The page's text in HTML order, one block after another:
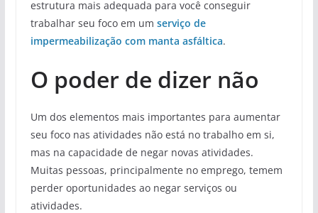
estrutura mais adequada para você conseguir
trabalhar seu foco em um serviço de
impermeabilização com manta asfáltica.
O poder de dizer não
Um dos elementos mais importantes para aumentar
seu foco nas atividades não está no trabalho em si,
mas na capacidade de negar novas atividades.
Muitas pessoas, principalmente no emprego, temem
perder oportunidades ao negar serviços ou
atividades.